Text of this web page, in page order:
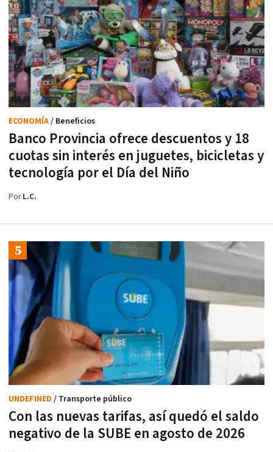
Banco Provincia ofrece descuentos y 18
cuotas sin interés en juguetes, bicicletas y
tecnología por el Día del Niño
ECONOMÍA/ Beneficios
PorL.C.
Con las nuevas tarifas, así quedó el saldo
negativo de la SUBE en agosto de 2026
UNDEFINED / Transporte público